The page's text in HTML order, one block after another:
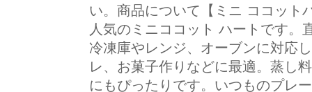
い。商品について【ミニ ココット
人気のミニココット ハートです。
冷凍庫やレンジ、オーブンに対応
レ、お菓子作りなどに最適。蒸し
にもぴったりです。いつものプレ